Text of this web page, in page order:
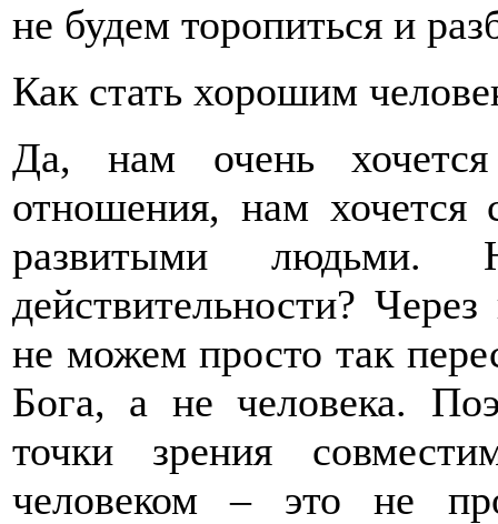
не будем торопиться и
Как стать хорошим
Да, нам очень
отношения, нам хочется
развитыми
действительности?
не можем просто так
Бога, а не человека.
точки зрения
человеком – это не